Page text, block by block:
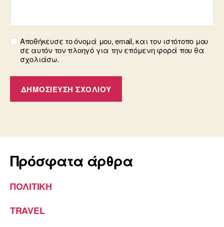
Αποθήκευσε το όνομά μου, email, και τον ιστότοπο μου
σε αυτόν τον πλοηγό για την επόμενη φορά που θα
σχολιάσω.
Πρόσφατα άρθρα
ΠΟΛΙΤΙΚΗ
TRAVEL